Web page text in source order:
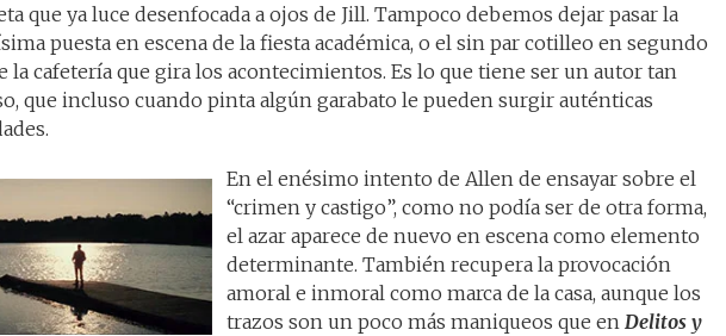
que ya luce desenfocada a ojos de Jill. Tampoco debemos dejar pasar la
puesta en escena de la fiesta académica, o el sin par cotilleo en segundo
la cafetería que gira los acontecimientos. Es lo que tiene ser un autor tan
que incluso cuando pinta algún garabato le pueden surgir auténticas
En el enésimo intento de Allen de ensayar sobre el
“crimen y castigo”, como no podía ser de otra forma,
el azar aparece de nuevo en escena como elemento
determinante. También recupera la provocación
amoral e inmoral como marca de la casa, aunque los
trazos son un poco más maniqueos que en Delitos y